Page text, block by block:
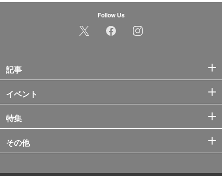
Follow Us
記事
イベント
特集
その他